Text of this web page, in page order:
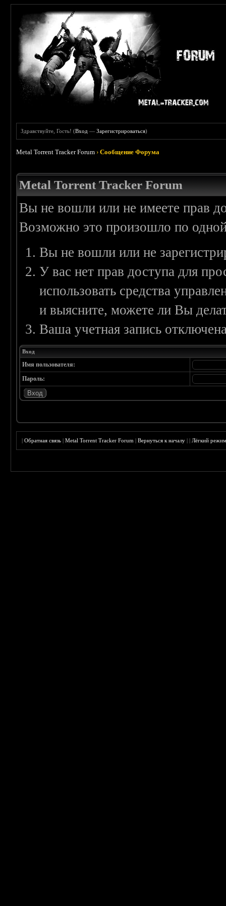
Здравствуйте, Гость! (Вход —Зарегистрироваться)
Metal Torrent Tracker Forum ›Сообщение Форума
Metal Torrent Tracker Forum
Вы не вошли или не имеете прав
Возможно это произошло по
Вы не вошли или не
У вас нет прав доступа для
использовать средства
и выясните, можете ли Вы
Ваша учетная запись
Вход
Имя пользователя:
Пароль:
|Обратная связь |Metal Torrent Tracker Forum |Вернуться к началу ||Лёгкий